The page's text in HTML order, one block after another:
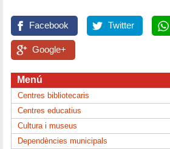
Facebook Twitter
Google+
Menú
Centres bibliotecaris
Centres educatius
Cultura i museus
Dependències municipals